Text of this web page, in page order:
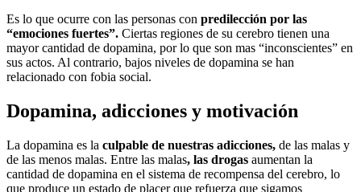
Es lo que ocurre con las personas con predilección por las
“emociones fuertes”. Ciertas regiones de su cerebro tienen una
mayor cantidad de dopamina, por lo que son mas “inconscientes” en
sus actos. Al contrario, bajos niveles de dopamina se han
relacionado con fobia social.
Dopamina, adicciones y motivación
La dopamina es la culpable de nuestras adicciones, de las malas y
de las menos malas. Entre las malas, las drogas aumentan la
cantidad de dopamina en el sistema de recompensa del cerebro, lo
que produce un estado de placer que refuerza que sigamos